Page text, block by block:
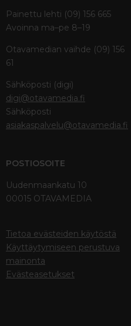
Painettu lehti (09) 156 665
Avoinna ma–pe 8–19
Otavamedian vaihde (09) 156
61
Sähköposti (digi)
digi@otavamedia.fi
Sähköposti
asiakaspalvelu@otavamedia.fi
POSTIOSOITE
Uudenmaankatu 10
00015 OTAVAMEDIA
Tietoa evästeiden käytöstä
Käyttäytymiseen perustuva
mainonta
Evästeasetukset